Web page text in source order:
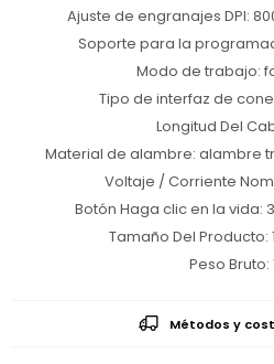
Ajuste de engranajes DPI:
Soporte para la
Modo de trabajo:
Tipo de interfaz de
Longitud Del
Material de alambre: alambre
Voltaje / Corriente
Botón Haga clic en la vida:
Tamaño Del Producto:
Peso Bruto:
Métodos y